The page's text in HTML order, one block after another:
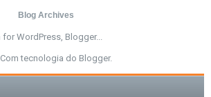
Blog Archives
Com tecnologia do Blogger.